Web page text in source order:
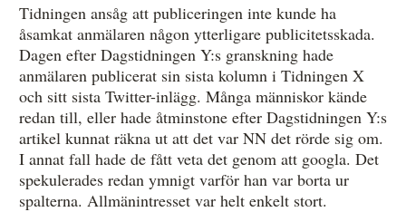
Tidningen ansåg att publiceringen inte kunde ha
åsamkat anmälaren någon ytterligare publicitetsskada.
Dagen efter Dagstidningen Y:s granskning hade
anmälaren publicerat sin sista kolumn i Tidningen X
och sitt sista Twitter-inlägg. Många människor kände
redan till, eller hade åtminstone efter Dagstidningen Y:s
artikel kunnat räkna ut att det var NN det rörde sig om.
I annat fall hade de fått veta det genom att googla. Det
spekulerades redan ymnigt varför han var borta ur
spalterna. Allmänintresset var helt enkelt stort.